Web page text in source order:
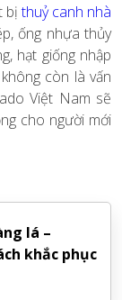
bịthuỷ canh nhà
ống nhựa thủy
hạt giống nhập
còn là vấn
Việt Nam sẽ
cho người mới
lá –
khắc phục